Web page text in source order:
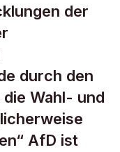
Bonner
der
durch den
Wahl- und
AfD ist